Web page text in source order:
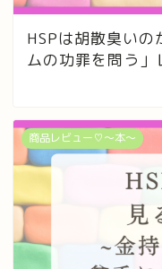
HSPは胡散臭いの
ムの功罪を問う」
商品レビュー♡〜本〜